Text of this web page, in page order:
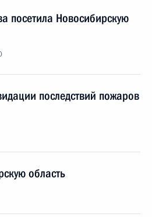
посетила Новосибирскую
последствий пожаров
область